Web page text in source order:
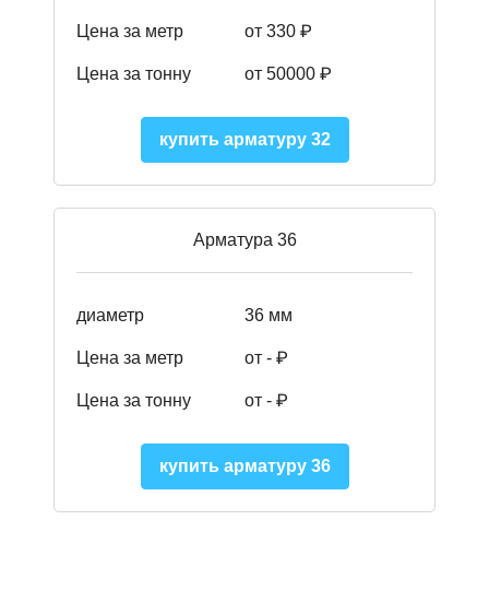
Цена за метр от 330 ₽
Цена за тонну от 50000 ₽
купить арматуру 32
Арматура 36
диаметр 36 мм
Цена за метр от - ₽
Цена за тонну от - ₽
купить арматуру 36